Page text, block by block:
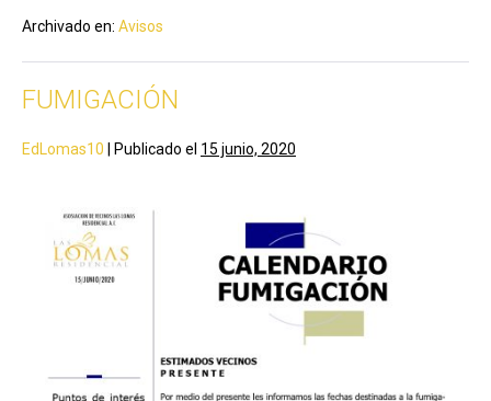
Archivado en: Avisos
FUMIGACIÓN
EdLomas10 Publicado el 15 junio, 2020